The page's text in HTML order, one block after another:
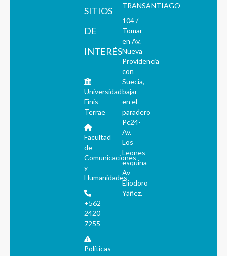
SITIOS
DE
INTERÉS
Universidad
Finis
Terrae
Facultad
de
Comunicaciones
y
Humanidades
+562
2420
7255
Políticas
TRANSANTIAGO
104 /
Tomar
en Av.
Nueva
Providencia
con
Suecia,
bajar
en el
paradero
Pc24-
Av.
Los
Leones
esquina
Av
Eliodoro
Yáñez.